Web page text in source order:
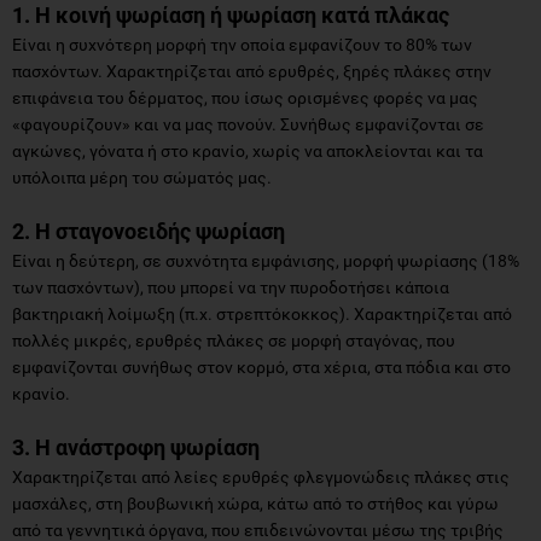
1. Η κοινή ψωρίαση ή ψωρίαση κατά πλάκας
Είναι η συχνότερη μορφή την οποία εμφανίζουν το 80% των
πασχόντων. Χαρακτηρίζεται από ερυθρές, ξηρές πλάκες στην
επιφάνεια του δέρματος, που ίσως ορισμένες φορές να μας
«φαγουρίζουν» και να μας πονούν. Συνήθως εμφανίζονται σε
αγκώνες, γόνατα ή στο κρανίο, χωρίς να αποκλείονται και τα
υπόλοιπα μέρη του σώματός μας.
2. Η σταγονοειδής ψωρίαση
Είναι η δεύτερη, σε συχνότητα εμφάνισης, μορφή ψωρίασης (18%
των πασχόντων), που μπορεί να την πυροδοτήσει κάποια
βακτηριακή λοίμωξη (π.χ. στρεπτόκοκκος). Χαρακτηρίζεται από
πολλές μικρές, ερυθρές πλάκες σε μορφή σταγόνας, που
εμφανίζονται συνήθως στον κορμό, στα χέρια, στα πόδια και στο
κρανίο.
3. Η ανάστροφη ψωρίαση
Χαρακτηρίζεται από λείες ερυθρές φλεγμονώδεις πλάκες στις
μασχάλες, στη βουβωνική χώρα, κάτω από το στήθος και γύρω
από τα γεννητικά όργανα, που επιδεινώνονται μέσω της τριβής